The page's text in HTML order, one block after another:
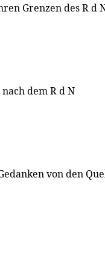
Grenzen des R d
dem R d N
von den